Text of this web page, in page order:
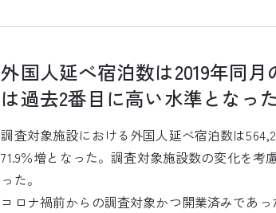
外国人延べ宿泊数は2019年同
は過去2番目に高い水準となった
調査対象施設における外国人延べ宿泊数は
71.9％増となった。調査対象施設数の変化を考
った。
コロナ禍前からの調査対象かつ開業済みであ